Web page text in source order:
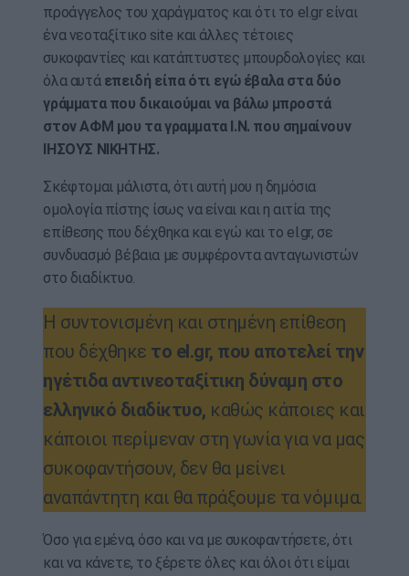
προάγγελος του χαράγματος και ότι το el.gr είναι
ένα νεοταξίτικο site και άλλες τέτοιες
συκοφαντίες και κατάπτυστες μπουρδολογίες και
όλα αυτά επειδή είπα ότι εγώ έβαλα στα δύο
γράμματα που δικαιούμαι να βάλω μπροστά
στον ΑΦΜ μου τα γραμματα Ι.Ν. που σημαίνουν
ΙΗΣΟΥΣ ΝΙΚΗΤΗΣ.
Σκέφτομαι μάλιστα, ότι αυτή μου η δημόσια
ομολογία πίστης ίσως να είναι και η αιτία της
επίθεσης που δέχθηκα και εγώ και το el.gr, σε
συνδυασμό βέβαια με συμφέροντα ανταγωνιστών
στο διαδίκτυο.
Η συντονισμένη και στημένη επίθεση
που δέχθηκε το el.gr, που αποτελεί την
ηγέτιδα αντινεοταξίτικη δύναμη στο
ελληνικό διαδίκτυο, καθώς κάποιες και
κάποιοι περίμεναν στη γωνία για να μας
συκοφαντήσουν, δεν θα μείνει
αναπάντητη και θα πράξουμε τα νόμιμα.
Όσο για εμένα, όσο και να με συκοφαντήσετε, ότι
και να κάνετε, το ξέρετε όλες και όλοι ότι είμαι